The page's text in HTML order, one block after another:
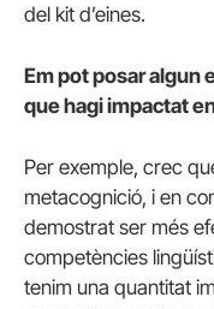
del kit d’eines.
Em pot posar algun
que hagi impactat
Per exemple, crec
metacognició, i en
demostrat ser més
competències
tenim una quantitat